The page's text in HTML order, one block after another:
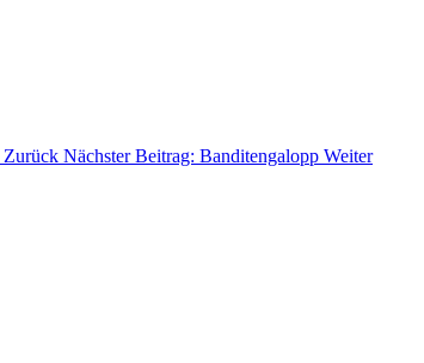
Zurück Nächster Beitrag: Banditengalopp Weiter